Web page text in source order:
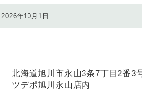
年10月1日
北海道旭川市永山3条7丁目2番3
ツデポ旭川永山店内